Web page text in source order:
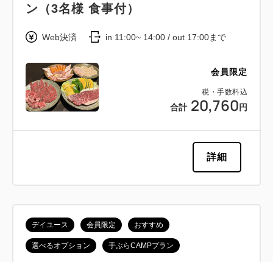
会員限定
税・手数料込
合計 20,760 円
ン（3名様 食事付）
Web決済 in 11:00~ 14:00 / out 17:00まで
詳細
デイユース 会員限定 おすすめ
選べるオプション 手ぶらCAMPプラン